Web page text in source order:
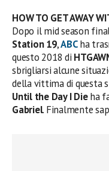
HOW TO GET AWAY
Dopo il mid season
Station 19,ABCha
questo 2018 di
sbrigliarsi alcune
della vittima di questa
Until the Day I Dieha
Gabriel. Finalmente